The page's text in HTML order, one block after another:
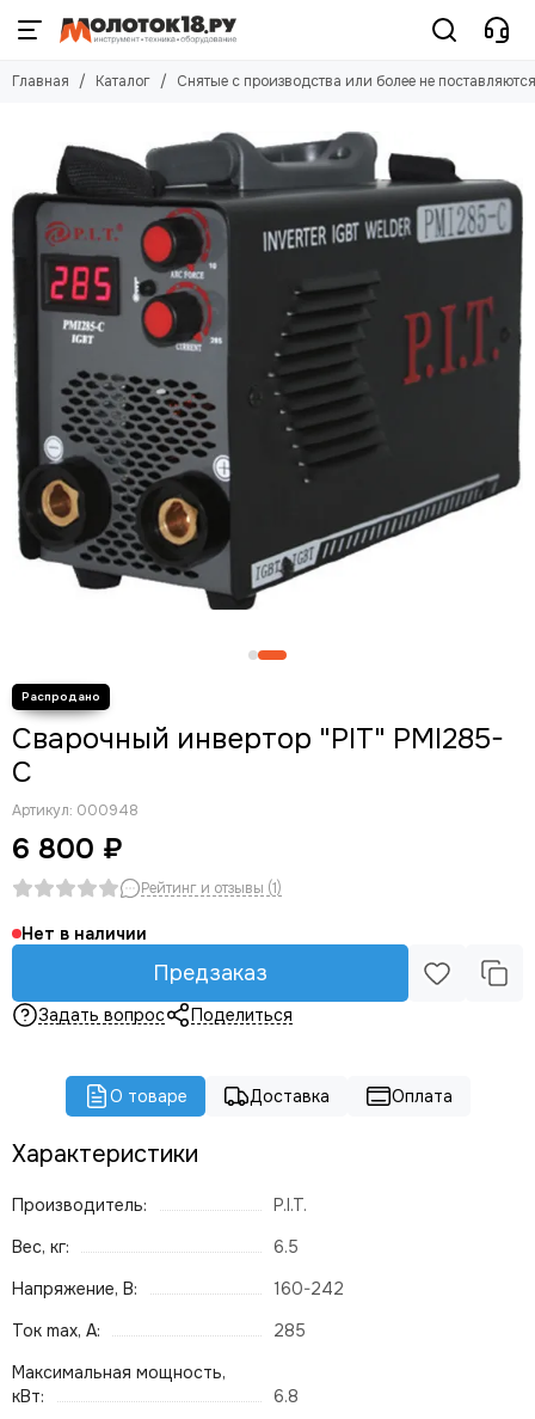
Главная Каталог Снятые с производства или более не поставляются
Сварочный инвертор "PIT" PMI285-
C
Артикул: 000948
6 800 ₽
Рейтинг и отзывы (1)
Нет в наличии
Предзаказ
Задать вопрос Поделиться
О товаре Доставка Оплата
Характеристики
Производитель:
P.I.T.
Вес, кг:
6.5
Напряжение, В:
160-242
Ток max, А:
285
Максимальная мощность,
кВт:
6.8